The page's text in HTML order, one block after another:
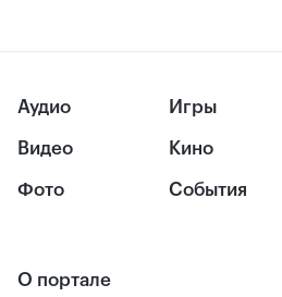
Аудио
Видео
Фото
Игры
Кино
События
О портале